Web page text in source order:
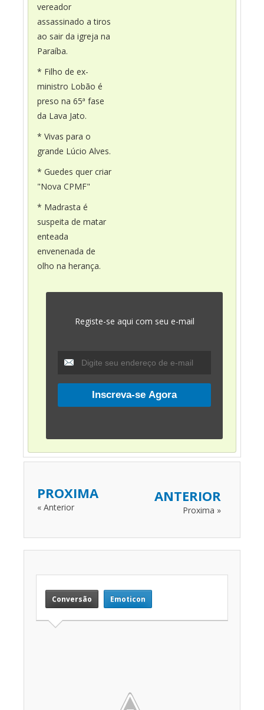
vereador
assassinado a tiros
ao sair da igreja na
Paraíba.
* Filho de ex-
ministro Lobão é
preso na 65ª fase
da Lava Jato.
* Vivas para o
grande Lúcio Alves.
* Guedes quer criar
"Nova CPMF"
* Madrasta é
suspeita de matar
enteada
envenenada de
olho na herança.
Registe-se aqui com seu e-mail
PROXIMA
« Anterior
ANTERIOR
Proxima »
Conversão Emoticon